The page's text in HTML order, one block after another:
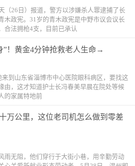
（26日）报道，警方以涉嫌杀人罪逮捕了长
木政宪。31岁的青木政宪是中野市议会议长
合法拥枪4支，目前已承认
”！黄金4分钟抢救老人生命→
到山东省淄博市中心医院眼科病区，要找这
由，这才知道护士长冯春美早晨在院处等候
的家属特地前
万公里，这位老司机怎么做到零差
雨无阻，他们穿行于大街小巷，用辛勤劳动